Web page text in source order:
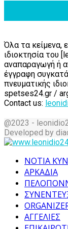
Όλα τα κείμενα,
ιδιοκτησία του
αναπαραγωγή ή
έγγραφη
πνευματικής
spetses24.gr /
Contact us:
@2023 -
Developed by
ΝΟΤΙΑ
ΑΡΚΑΔΙΑ
ΑΓΓΕΛΙΕΣ